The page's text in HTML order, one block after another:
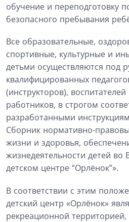
обучение и переподготовку
безопасного пребывания
Все образовательные,
спортивные, культурные и
детьми осуществляются под
квалифицированных
(инструкторов),
работников, в строгом
разработанными
Сборник нормативно-
жизни и здоровья,
жизнедеятельности детей во
детском центре “Орлёнок”».
В соответствии с этим
детский центр «Орлёнок»
рекреационной